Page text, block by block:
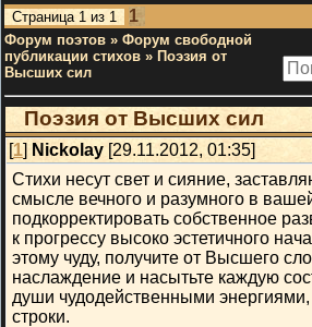
Страница 1 из 1 1
Форум поэтов » Форум свободной
публикации стихов » Поэзия от
Высших сил
Поэзия от Высших сил
[1] Nickolay [29.11.2012, 01:35]
Стихи несут свет и сияние,
смысле вечного и разумного в
подкорректировать собственное
к прогрессу высоко эстетичного
этому чуду, получите от Высшего
наслаждение и насытьте каждую
души чудодейственными
строки.